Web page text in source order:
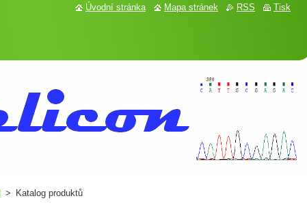
> Katalog produktů
Úvodní stránka Mapa stránek RSS Tisk